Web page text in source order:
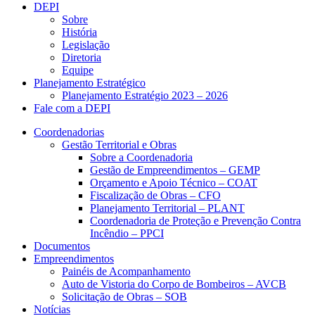
DEPI
Sobre
História
Legislação
Diretoria
Equipe
Planejamento Estratégico
Planejamento Estratégio 2023 – 2026
Fale com a DEPI
Coordenadorias
Gestão Territorial e Obras
Sobre a Coordenadoria
Gestão de Empreendimentos – GEMP
Orçamento e Apoio Técnico – COAT
Fiscalização de Obras – CFO
Planejamento Territorial – PLANT
Coordenadoria de Proteção e Prevenção Contra
Incêndio – PPCI
Documentos
Empreendimentos
Painéis de Acompanhamento
Auto de Vistoria do Corpo de Bombeiros – AVCB
Solicitação de Obras – SOB
Notícias